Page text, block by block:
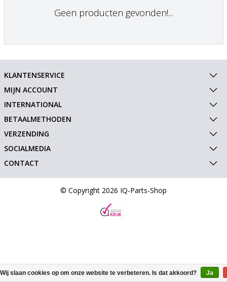
Geen producten gevonden!...
KLANTENSERVICE
MIJN ACCOUNT
INTERNATIONAL
BETAALMETHODEN
VERZENDING
SOCIALMEDIA
CONTACT
© Copyright 2026 IQ-Parts-Shop
Wij slaan cookies op om onze website te verbeteren. Is dat akkoord? Ja